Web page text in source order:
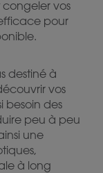
vos
pour
destiné à
vos
besoin des
peu à peu
une
à long